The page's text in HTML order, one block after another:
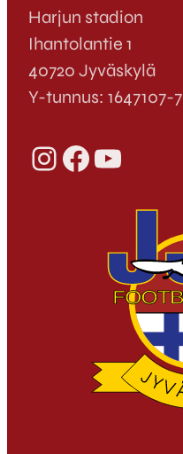
Harjun stadion
Ihantolantie 1
40720 Jyväskylä
Y-tunnus: 1647107-7
InstagramFacebook YouTube